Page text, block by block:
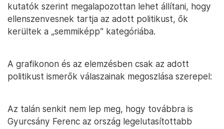
kutatók szerint megalapozottan lehet állítani, hogy
ellenszenvesnek tartja az adott politikust, ők
kerültek a „semmiképp” kategóriába.
A grafikonon és az elemzésben csak az adott
politikust ismerők válaszainak megoszlása szerepel:
Az talán senkit nem lep meg, hogy továbbra is
Gyurcsány Ferenc az ország legelutasítottabb